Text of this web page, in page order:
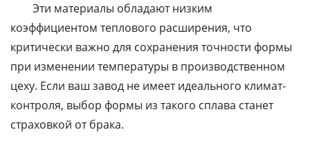
Эти материалы обладают низким
коэффициентом теплового расширения, что
критически важно для сохранения точности формы
при изменении температуры в производственном
цеху. Если ваш завод не имеет идеального климат-
контроля, выбор формы из такого сплава станет
страховкой от брака.